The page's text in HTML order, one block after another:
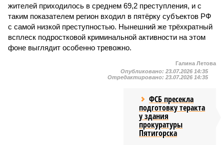
жителей приходилось в среднем 69,2 преступления, и с
таким показателем регион входил в пятёрку субъектов РФ
с самой низкой преступностью. Нынешний же трёхкратный
всплеск подростковой криминальной активности на этом
фоне выглядит особенно тревожно.
Галина Летова
Опубликовано: 23.07.2026 14:35
Отредактировано: 23.07.2026 14:35
ФСБ пресекла
подготовку теракта
у здания
прокуратуры
Пятигорска